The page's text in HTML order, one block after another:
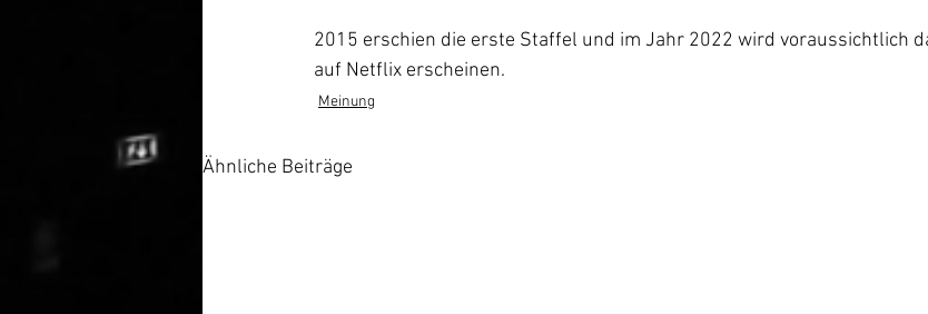
2015 erschien die erste Staffel und im Jahr 2022 wird voraussichtlich
auf Netflix erscheinen.
Meinung
Ähnliche Beiträge